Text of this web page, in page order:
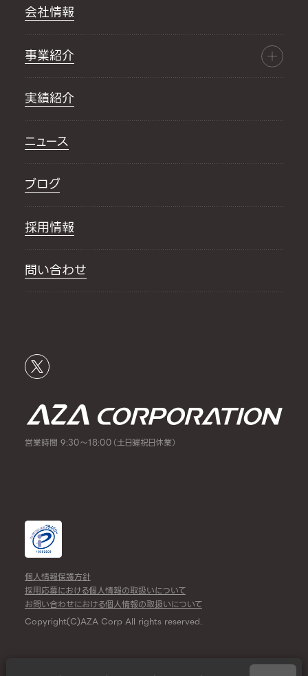
会社情報
事業紹介
実績紹介
ニュース
ブログ
採用情報
問い合わせ
営業時間 9:30～18:00（土日曜祝日休業）
個人情報保護方針
採用応募における個人情報の取扱いについて
お問い合わせにおける個人情報の取扱いについて
Copyright(C)AZA Corp All rights reserved.